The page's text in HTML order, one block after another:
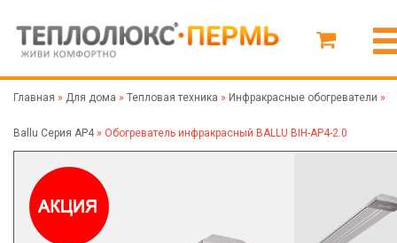
Главная » Для дома » Тепловая техника » Инфракрасные обогреватели »
Ballu Серия AP4 » Обогреватель инфракрасный BALLU BIH-AP4-2.0